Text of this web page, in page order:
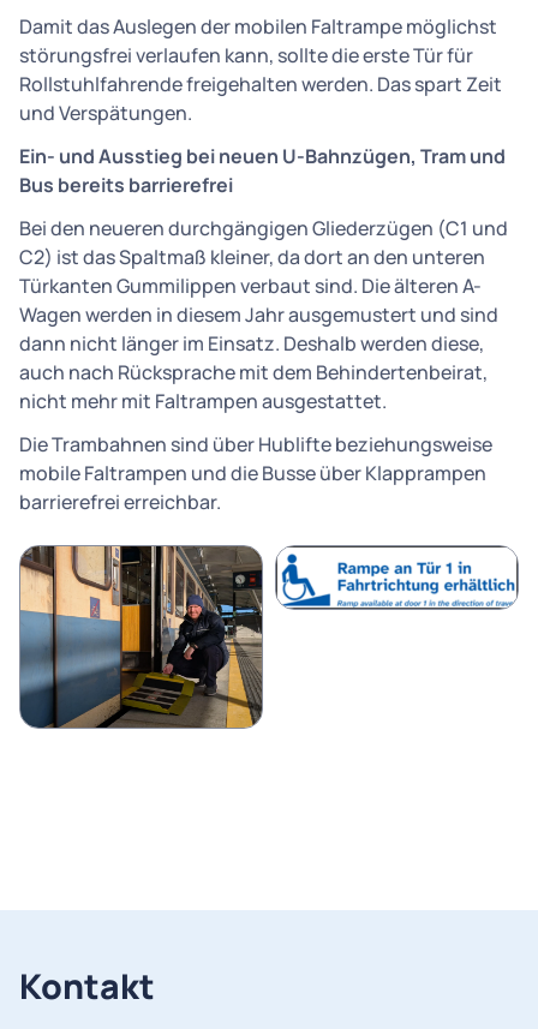
Damit das Auslegen der mobilen Faltrampe möglichst
störungsfrei verlaufen kann, sollte die erste Tür für
Rollstuhlfahrende freigehalten werden. Das spart Zeit
und Verspätungen.
Ein- und Ausstieg bei neuen U-Bahnzügen, Tram und
Bus bereits barrierefrei
Bei den neueren durchgängigen Gliederzügen (C1 und
C2) ist das Spaltmaß kleiner, da dort an den unteren
Türkanten Gummilippen verbaut sind. Die älteren A-
Wagen werden in diesem Jahr ausgemustert und sind
dann nicht länger im Einsatz. Deshalb werden diese,
auch nach Rücksprache mit dem Behindertenbeirat,
nicht mehr mit Faltrampen ausgestattet.
Die Trambahnen sind über Hublifte beziehungsweise
mobile Faltrampen und die Busse über Klapprampen
barrierefrei erreichbar.
Kontakt